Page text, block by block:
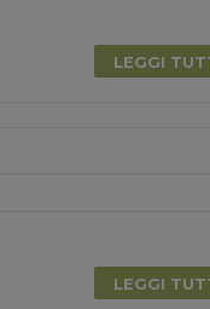
LEGGI
LEGGI